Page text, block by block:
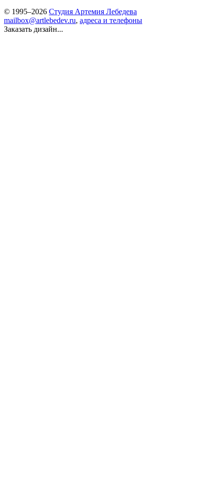
© 1995–2026 Студия Артемия Лебедева
mailbox@artlebedev.ru, адреса и телефоны
Заказать дизайн...